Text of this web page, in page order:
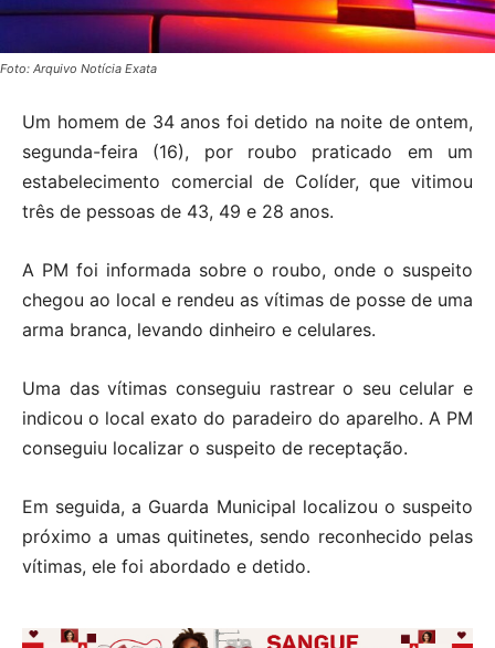
Foto: Arquivo Notícia Exata
Um homem de 34 anos foi detido na noite de ontem,
segunda-feira (16), por roubo praticado em um
estabelecimento comercial de Colíder, que vitimou
três de pessoas de 43, 49 e 28 anos.
A PM foi informada sobre o roubo, onde o suspeito
chegou ao local e rendeu as vítimas de posse de uma
arma branca, levando dinheiro e celulares.
Uma das vítimas conseguiu rastrear o seu celular e
indicou o local exato do paradeiro do aparelho. A PM
conseguiu localizar o suspeito de receptação.
Em seguida, a Guarda Municipal localizou o suspeito
próximo a umas quitinetes, sendo reconhecido pelas
vítimas, ele foi abordado e detido.